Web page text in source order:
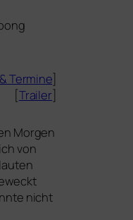
&Termine]
[Trailer]
Morgen
von
nicht